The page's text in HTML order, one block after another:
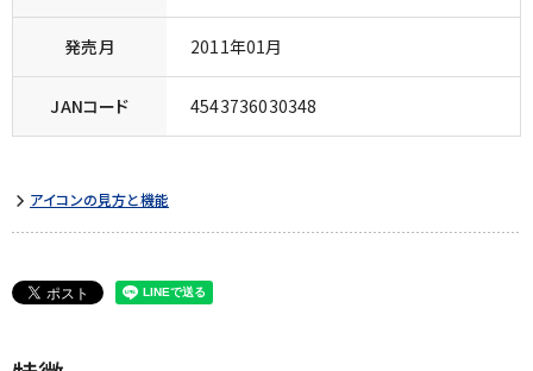
発売月 2011年01月
JANコード 4543736030348
アイコンの見方と機能